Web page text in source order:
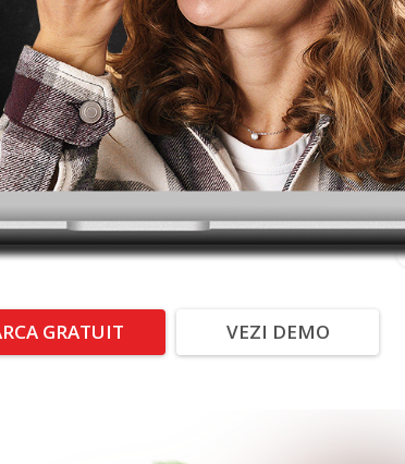
GRATUIT VEZI DEMO